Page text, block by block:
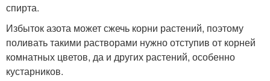
спирта.
Избыток азота может сжечь корни растений, поэтому
поливать такими растворами нужно отступив от корней
комнатных цветов, да и других растений, особенно
кустарников.